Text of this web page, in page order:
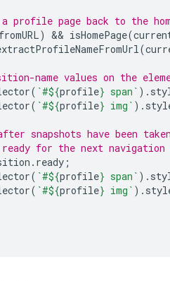
profile page back to the
fromURL) && isHomePage(
(
name values on the
( `#${profile} span` ).
( `#${profile} img` ).
snapshots have been
for the next navigation
. ready ;
( `#${profile} span` ).
( `#${profile} img` ).